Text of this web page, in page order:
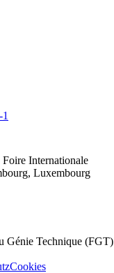
Internationale
Luxembourg
Génie Technique
Cookies